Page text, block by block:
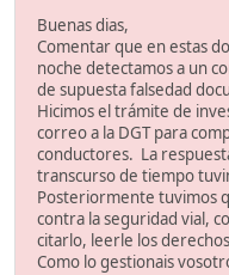
Buenas dias,
Comentar que en estas
noche detectamos a un
de supuesta falsedad
Hicimos el trámite de
correo a la DGT para
conductores. La
transcurso de tiempo
Posteriormente tuvimos
contra la seguridad vial,
citarlo, leerle los
Como lo gestionais